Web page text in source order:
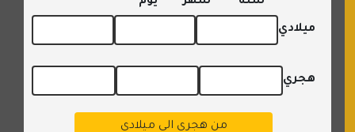
ميلادي
هجري
من هجري الي ميلادي